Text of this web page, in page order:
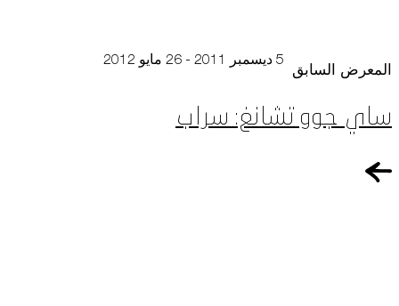
المعرض السابق
ساي جوو تشانغ: سراب
5 ديسمبر 2011 - 26 مايو 2012